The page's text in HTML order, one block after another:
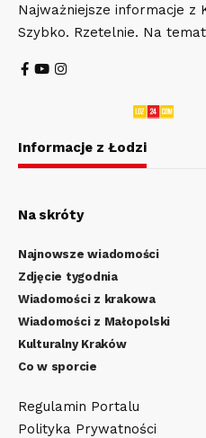
Najważniejsze informacje z
Szybko. Rzetelnie. Na temat
Informacje z Łodzi
Na skróty
Najnowsze wiadomości
Zdjęcie tygodnia
Wiadomości z krakowa
Wiadomości z Małopolski
Kulturalny Kraków
Co w sporcie
Regulamin Portalu
Polityka Prywatności